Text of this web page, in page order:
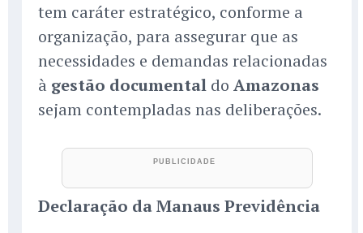
tem caráter estratégico, conforme a
organização, para assegurar que as
necessidades e demandas relacionadas
à gestão documental do Amazonas
sejam contempladas nas deliberações.
Declaração da Manaus Previdência